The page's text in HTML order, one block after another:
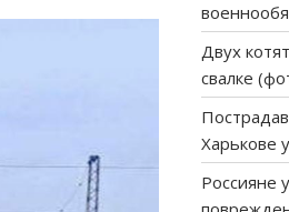
Двух
свалке
Харькове
Россияне